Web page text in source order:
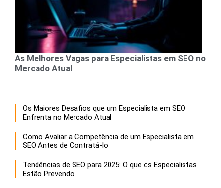
As Melhores Vagas para Especialistas em SEO no
Mercado Atual
Os Maiores Desafios que um Especialista em SEO
Enfrenta no Mercado Atual
Como Avaliar a Competência de um Especialista em
SEO Antes de Contratá-lo
Tendências de SEO para 2025: O que os Especialistas
Estão Prevendo